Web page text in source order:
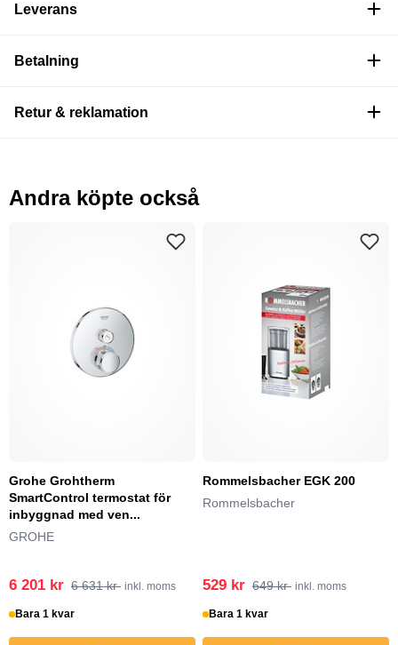
Leverans
Betalning
Retur & reklamation
Andra köpte också
Grohe Grohtherm
SmartControl termostat för
inbyggnad med ven...
GROHE
6 201 kr 6 631 kr inkl. moms
Bara 1 kvar
Rommelsbacher EGK 200
Rommelsbacher
529 kr 649 kr inkl. moms
Bara 1 kvar